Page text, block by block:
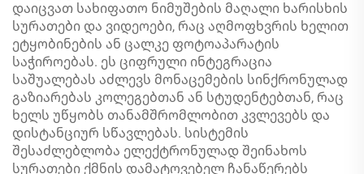
დაიცვათ სახიფათო ნიმუშების მაღალი ხარისხის
სურათები და ვიდეოები, რაც აღმოფხვრის ხელით
ეტყობინების ან ცალკე ფოტოაპარატის
საჭიროებას. ეს ციფრული ინტეგრაცია
საშუალებას აძლევს მონაცემების სინქრონულად
გაზიარებას კოლეგებთან ან სტუდენტებთან, რაც
ხელს უწყობს თანამშრომლობით კვლევებს და
დისტანციურ სწავლებას. სისტემის
შესაძლებლობა ელექტრონულად შეინახოს
სურათები ქმნის დამატოვებელ ჩანაწერებს